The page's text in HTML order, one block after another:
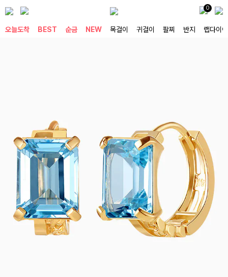
0
오늘도착 BEST 순금 NEW 목걸이 귀걸이 팔찌 반지 랩다이아